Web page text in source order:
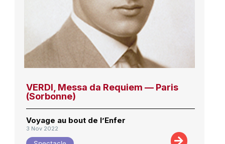
VERDI, Messa da Requiem — Paris
(Sorbonne)
Voyage au bout de l’Enfer
3 Nov 2022